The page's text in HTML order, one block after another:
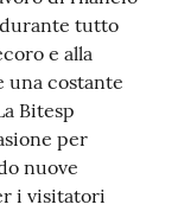
tutto
e alla
una costante
Bitesp
per
nuove
i visitatori